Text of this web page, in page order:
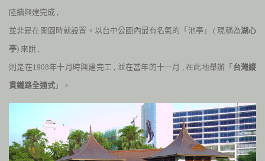
陸續興建完成 ,
並非是在開園時就設置。以台中公園內最有名氣的「池亭」 (現稱為湖心
亭) 來說 ,
則是在1908年十月時興建完工 , 並在當年的十一月 , 在此地舉辦「 台灣縱
貫鐵路全通式 」。